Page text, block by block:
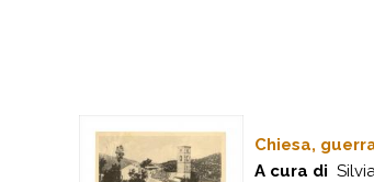
Chiesa,
A cura di